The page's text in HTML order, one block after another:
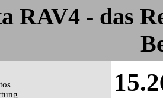
RAV4 - das